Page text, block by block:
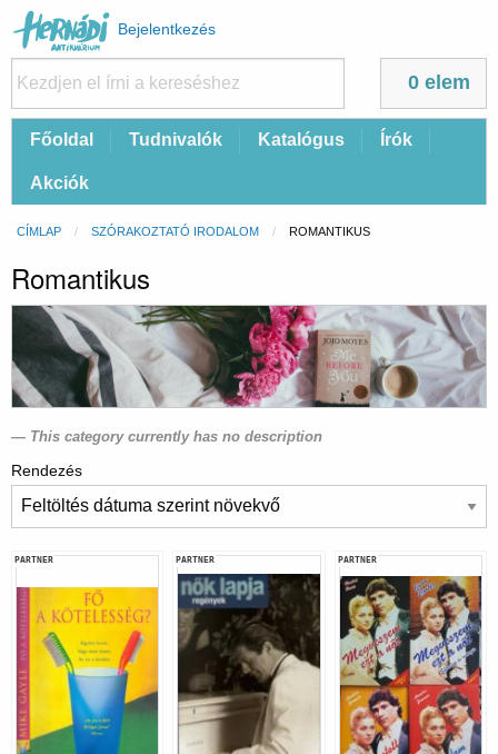
Felhasználói
fiók
menüje
Bejelentkezés
0 elem
FőFőoldal Tudnivalók Katalógus Írók
Akciók
Morzsa
CÍMLAP SZÓRAKOZTATÓ IRODALOM CURRENT:
ROMANTIKUS
Romantikus
This category currently has no description
Rendezés
PARTNER PARTNER PARTNER